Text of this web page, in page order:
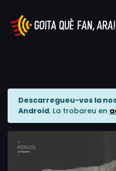
Descarregueu-vos la
Android. La trobareu en